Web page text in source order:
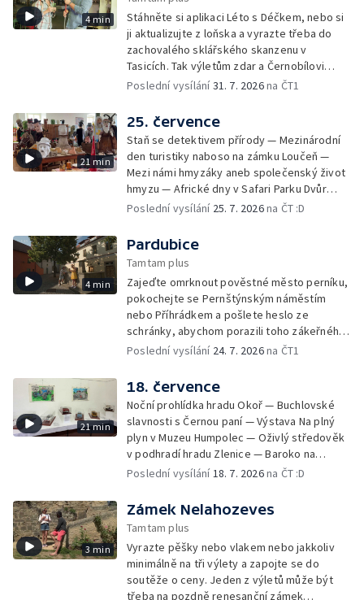
4 min
Stáhněte si aplikaci Léto s Déčkem, nebo si
ji aktualizujte z loňska a vyrazte třeba do
zachovalého sklářského skanzenu v
Tasicích. Tak výletům zdar a Černobílovi
zmar!
Poslední vysílání31. 7. 2026na ČT1
21 min
25. července
Staň se detektivem přírody — Mezinárodní
den turistiky naboso na zámku Loučeň —
Mezi námi hmyzáky aneb společenský život
hmyzu — Africké dny v Safari Parku Dvůr
Králové — Den koní na Edenu — Lesní stezka
Eduard Held muzeum — Pohádkový Chlum u
Třeboně — Za skřítky do Slatiňan — Národní
zemědělské muzeum Ohrada — Anenská
sklářská slavnost
Poslední vysílání 25. 7. 2026na ČT :D
4 min
Pardubice
Tamtam plus
Zajeďte omrknout pověstné město perníku,
pokochejte se Pernštýnským náměstím
nebo Příhrádkem a pošlete heslo ze
schránky, abychom porazili toho zákeřného
Černobíla.
Poslední vysílání 24. 7. 2026na ČT1
21 min
18. července
Noční prohlídka hradu Okoř — Buchlovské
slavnosti s Černou paní — Výstava Na plný
plyn v Muzeu Humpolec — Oživlý středověk
v podhradí hradu Zlenice — Baroko na
Bylinkovém panství Rochlov — Výstava
nad Desnou — Pohádkové safari v Zooparku
Chomutov — Lesní slavnost Lapků z Drakova
— Centrum textilního tisku — Pekařská
sobota ve Valašském muzeu v přírodě
Poslední vysílání18. 7. 2026na ČT :D
3 min
Zámek Nelahozeves
Tamtam plus
Vyrazte pěšky nebo vlakem nebo jakkoliv
minimálně na tři výlety a zapojte se do
soutěže o ceny. Jeden z výletů může být
třeba na pozdně renesanční zámek